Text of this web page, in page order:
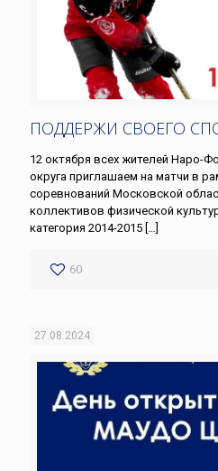
ПОДДЕРЖИ СВОЕГО
12 октября всех жителей Наро-
округа приглашаем на матчи в
соревнований Московской
коллективов физической
категория 2014-2015
60
27.08.2024